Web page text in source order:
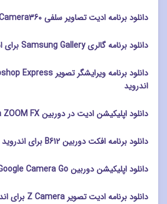
دانلود برنامه ادیت تصاویر سلفی Camera360 برای اندروید
دانلود برنامه گالری Samsung Gallery برای اندروید
اندروید
دانلود اپلیکیشن ادیت در دوربین Camera ZOOM FX برای اندروید
دانلود برنامه افکت دوربین B612 برای اندروید
دانلود اپلیکیشن دوربین Google Camera Go برای اندروید
دانلود برنامه ادیت تصویر Z Camera برای اندروید